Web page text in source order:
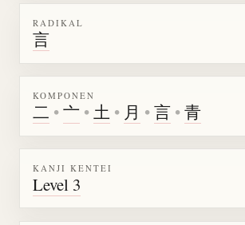
RADIKAL
言
KOMPONEN
二 •亠 •土 • 月 •言 •青
KANJI KENTEI
Level 3